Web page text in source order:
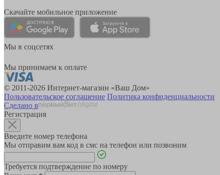
Скачайте мобильное приложение
Мы в соцсетях
Мы принимаем к оплате
© 2011-2026 Интернет-магазин «Ваш Дом»
Пользовательское соглашение Политика конфиденциальности
Сделано в
Регистрация
Введите номер телефона
Мы отправим вам код в смс на телефон или позвоним
Требуется подтверждение по номеру